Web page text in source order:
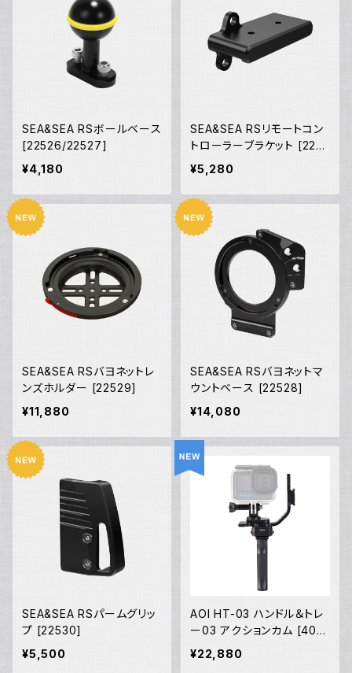
SEA&SEA RSボールベース
[22526/22527]
¥4,180
SEA&SEA RSリモートコン
トローラーブラケット [2253
4]
¥5,280
SEA&SEA RSバヨネットレ
ンズホルダー [22529]
¥11,880
SEA&SEA RSバヨネットマ
ウントベース [22528]
¥14,080
SEA&SEA RSパームグリッ
プ [22530]
¥5,500
AOI HT-03 ハンドル＆トレ
ー03 アクションカム [404
60/40461]
¥22,880